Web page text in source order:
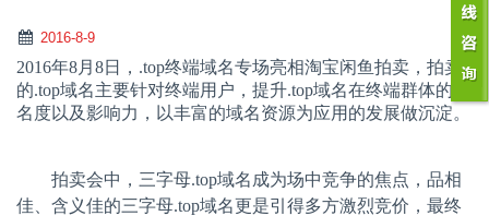
2016-8-9
2016年8月 8日， .top终端域名专场亮相淘宝闲鱼拍卖，拍卖
的.top域名主要针对终端用户，提升.top域名在终端群体的知
名度以及影响力，以丰富的域名资源为应用的发展做沉淀。
拍卖会中，三字母.top域名成为场中竞争的焦点，品相
佳、含义佳的三字母.top域名更是引得多方激烈竞价，最终